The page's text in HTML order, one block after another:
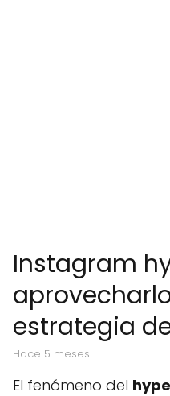
Instagram
estrategia
hace 5 meses
El fenómeno del